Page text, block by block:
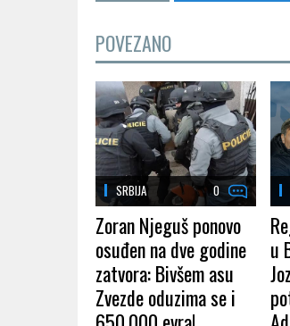
POVEZANO
SRBIJA 0
Zoran Njeguš ponovo
osuđen na dve godine
zatvora: Bivšem asu
Zvezde oduzima se i
u